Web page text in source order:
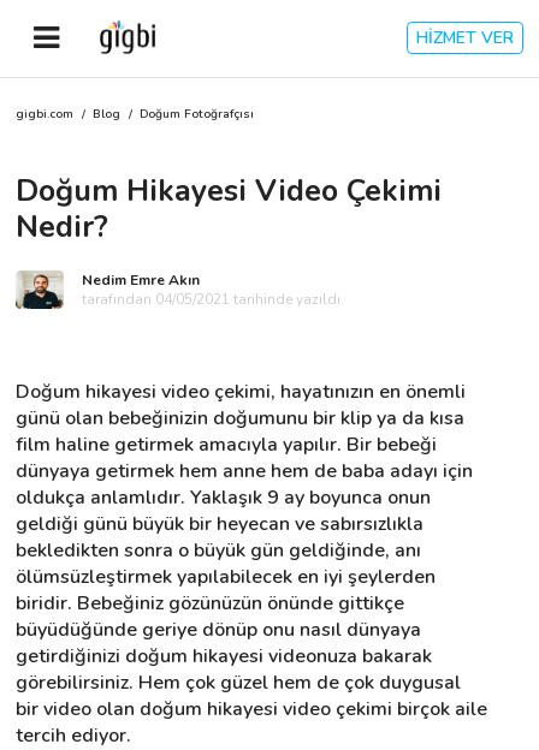
HİZMET VER
Anasayfa
Giriş Yap
Kategoriler
🎈 Biz Kimiz?
🧐 Nasıl Çalışır?
🌟 Müşteri Değerlendirmeleri
Destek
İletişim
Kariyer
gigbi.com / Blog / Doğum Fotoğrafçısı
Doğum Hikayesi Video Çekimi
Nedir?
Nedim Emre Akın
tarafından 04/05/2021 tarihinde yazıldı.
Doğum hikayesi video çekimi, hayatınızın en önemli
günü olan bebeğinizin doğumunu bir klip ya da kısa
film haline getirmek amacıyla yapılır. Bir bebeği
dünyaya getirmek hem anne hem de baba adayı için
oldukça anlamlıdır. Yaklaşık 9 ay boyunca onun
geldiği günü büyük bir heyecan ve sabırsızlıkla
bekledikten sonra o büyük gün geldiğinde, anı
ölümsüzleştirmek yapılabilecek en iyi şeylerden
biridir. Bebeğiniz gözünüzün önünde gittikçe
büyüdüğünde geriye dönüp onu nasıl dünyaya
getirdiğinizi doğum hikayesi videonuza bakarak
görebilirsiniz. Hem çok güzel hem de çok duygusal
bir video olan doğum hikayesi video çekimi birçok aile
tercih ediyor.